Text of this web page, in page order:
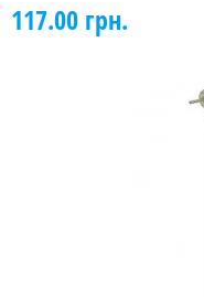
117.00 грн.